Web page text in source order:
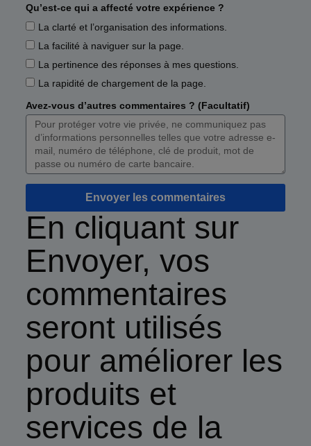
Qu’est-ce qui a affecté votre expérience ?
La clarté et l’organisation des informations.
La facilité à naviguer sur la page.
La pertinence des réponses à mes questions.
La rapidité de chargement de la page.
Avez-vous d’autres commentaires ? (Facultatif)
Envoyer les commentaires
En cliquant sur
Envoyer, vos
commentaires
seront utilisés
pour améliorer les
produits et
services de la